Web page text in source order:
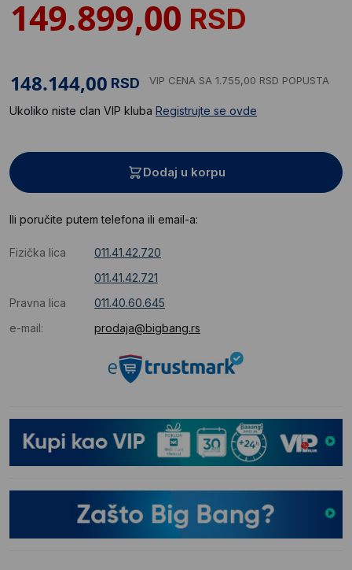
RSD
RSD VIP CENA SA 1.755,00 RSD POPUSTA
Ukoliko niste clan VIP kluba Registrujte se ovde
Dodaj u korpu
Ili poručite putem telefona ili email-a:
Fizička lica
011.41.42.720
011.41.42.721
Pravna lica
011.40.60.645
e-mail:
prodaja@bigbang.rs